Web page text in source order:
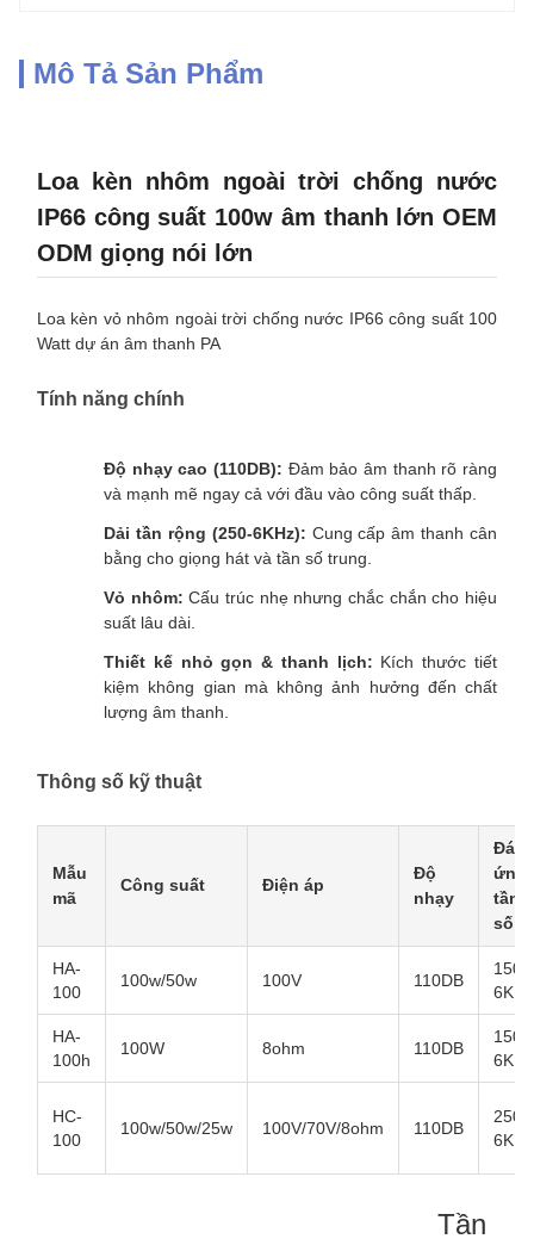
Mô Tả Sản Phẩm
Loa kèn nhôm ngoài trời chống nước
IP66 công suất 100w âm thanh lớn OEM
ODM giọng nói lớn
Loa kèn vỏ nhôm ngoài trời chống nước IP66 công suất 100
Watt dự án âm thanh PA
Tính năng chính
Độ nhạy cao (110DB): Đảm bảo âm thanh rõ ràng
và mạnh mẽ ngay cả với đầu vào công suất thấp.
Dải tần rộng (250-6KHz): Cung cấp âm thanh cân
bằng cho giọng hát và tần số trung.
Vỏ nhôm: Cấu trúc nhẹ nhưng chắc chắn cho hiệu
suất lâu dài.
Thiết kế nhỏ gọn & thanh lịch: Kích thước tiết
kiệm không gian mà không ảnh hưởng đến chất
lượng âm thanh.
Thông số kỹ thuật
Mẫu
mã
Công suất Điện áp
Độ
nhạy
Đáp
ứng
tần
số
HA-
100
100w/50w 100V 110DB
150-
6KHz
HA-
100h
100W 8ohm 110DB
150-
6KHz
HC-
100
100w/50w/25w 100V/70V/8ohm 110DB
250-
6KHz
Tần